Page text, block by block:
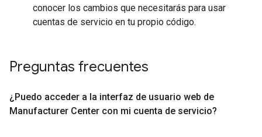
conocer los cambios que necesitarás para usar
cuentas de servicio en tu propio código.
Preguntas frecuentes
¿Puedo acceder a la interfaz de usuario web de
Manufacturer Center con mi cuenta de servicio?